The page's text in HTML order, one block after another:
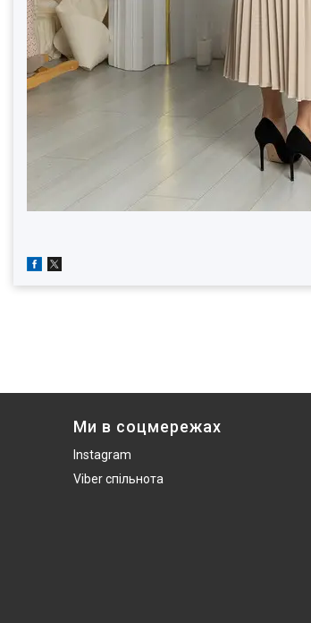
Ми в соцмережах
Instagram
Viber спільнота